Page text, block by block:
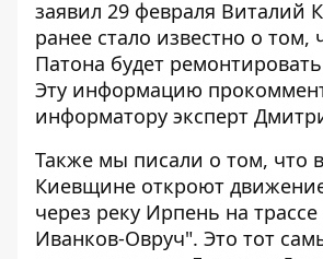
заявил 29 февраля Виталий
ранее стало известно о том,
Патона будет ремонтировать
Эту информацию
информатору эксперт
Также мы писали о том, что в
Киевщине откроют
через реку Ирпень на
Иванков-Овруч". Это тот